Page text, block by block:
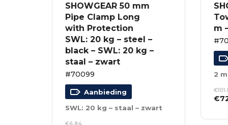
SHOWGEAR 50 mm
Pipe Clamp Long
with Protection
SWL: 20 kg – steel –
black – SWL: 20 kg –
staal – zwart
#70099
Aanbieding
SWL: 20 kg – staal – zwart
€6.84
m
2
€
€